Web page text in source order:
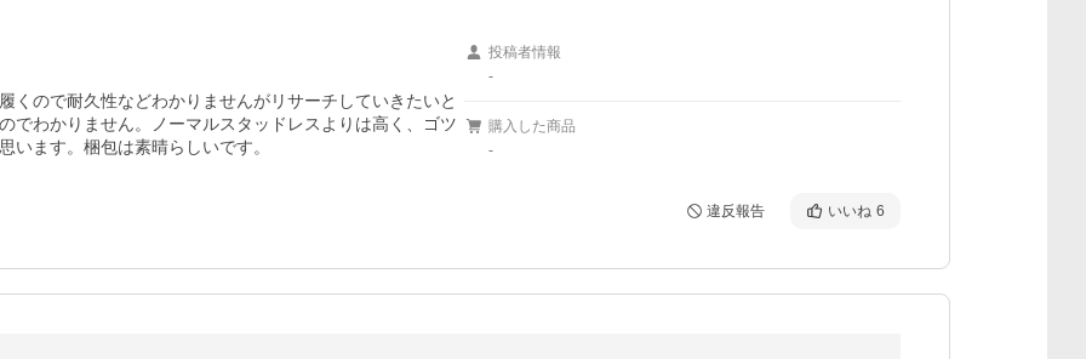
くので耐久性などわかりませんがリサーチしていきたいと
でわかりません。ノーマルスタッドレスよりは高く、ゴツ
います。梱包は素晴らしいです。
投稿者情報
-
購入した商品
-
違反報告 いいね 6